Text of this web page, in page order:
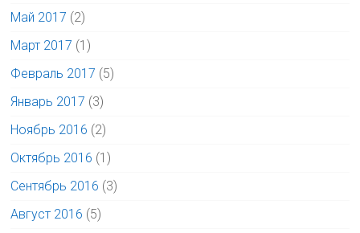
Май 2017 (2)
Март 2017 (1)
Февраль 2017 (5)
Январь 2017 (3)
Ноябрь 2016 (2)
Октябрь 2016 (1)
Сентябрь 2016 (3)
Август 2016 (5)